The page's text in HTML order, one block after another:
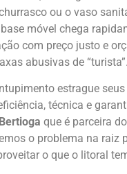
ou o vaso
móvel chega
com preço justo e
abusivas de “turista”.
estrague
técnica e
que é parceira
o problema na raiz
o que o litoral